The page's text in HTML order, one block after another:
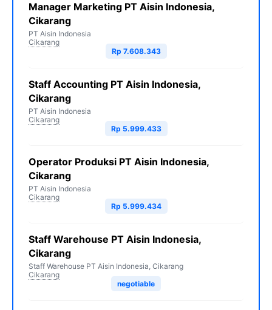
Manager Marketing PT Aisin Indonesia,
Cikarang
PT Aisin Indonesia
Cikarang
Rp 7.608.343
Staff Accounting PT Aisin Indonesia,
Cikarang
PT Aisin Indonesia
Cikarang
Rp 5.999.433
Operator Produksi PT Aisin Indonesia,
Cikarang
PT Aisin Indonesia
Cikarang
Rp 5.999.434
Staff Warehouse PT Aisin Indonesia,
Cikarang
Staff Warehouse PT Aisin Indonesia, Cikarang
Cikarang
negotiable